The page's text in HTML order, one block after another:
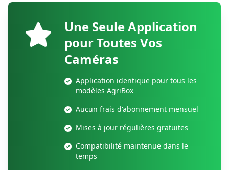
Une Seule Application
pour Toutes Vos
Caméras
Application identique pour tous les
modèles AgriBox
Aucun frais d'abonnement mensuel
Mises à jour régulières gratuites
Compatibilité maintenue dans le
temps